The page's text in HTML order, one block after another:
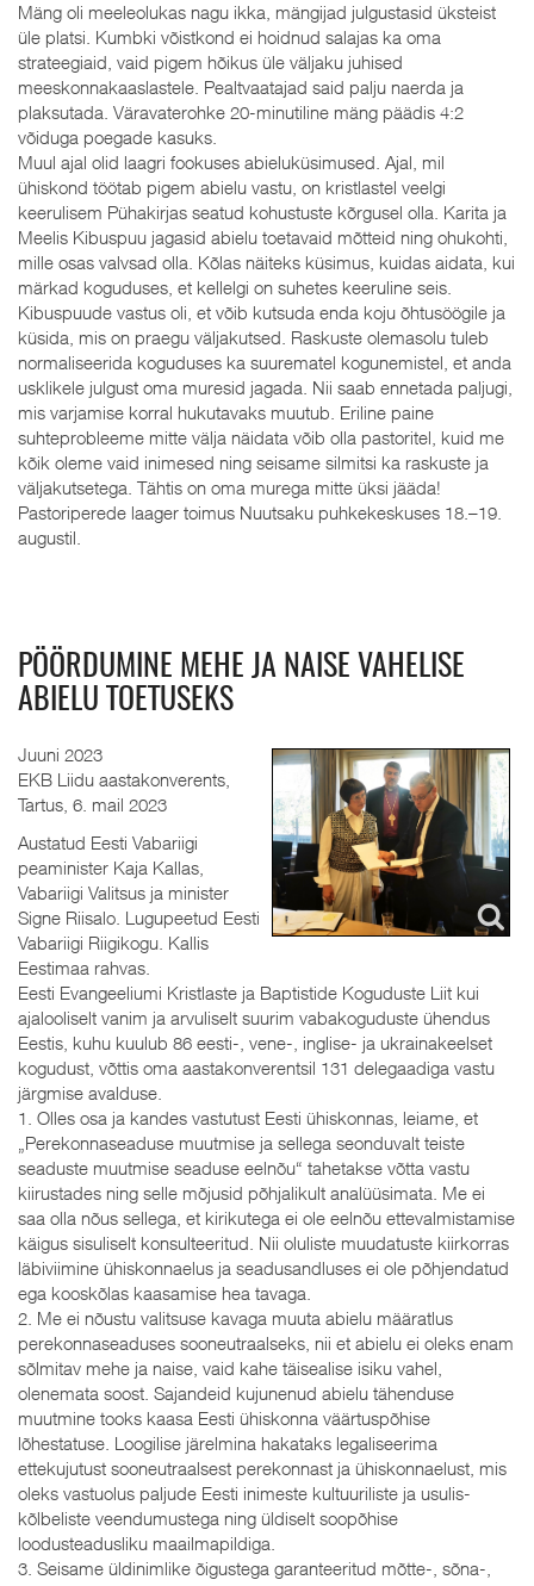
Mäng oli meeleolukas nagu ikka, mängijad julgustasid üksteist
üle platsi. Kumbki võistkond ei hoidnud salajas ka oma
strateegiaid, vaid pigem hõikus üle väljaku juhised
meeskonnakaaslastele. Pealtvaatajad said palju naerda ja
plaksutada. Väravaterohke 20-minutiline mäng päädis 4:2
võiduga poegade kasuks.
Muul ajal olid laagri fookuses abieluküsimused. Ajal, mil
ühiskond töötab pigem abielu vastu, on kristlastel veelgi
keerulisem Pühakirjas seatud kohustuste kõrgusel olla. Karita ja
Meelis Kibuspuu jagasid abielu toetavaid mõtteid ning ohukohti,
mille osas valvsad olla. Kõlas näiteks küsimus, kuidas aidata, kui
märkad koguduses, et kellelgi on suhetes keeruline seis.
Kibuspuude vastus oli, et võib kutsuda enda koju õhtusöögile ja
küsida, mis on praegu väljakutsed. Raskuste olemasolu tuleb
normaliseerida koguduses ka suurematel kogunemistel, et anda
usklikele julgust oma muresid jagada. Nii saab ennetada paljugi,
mis varjamise korral hukutavaks muutub. Eriline paine
suhteprobleeme mitte välja näidata võib olla pastoritel, kuid me
kõik oleme vaid inimesed ning seisame silmitsi ka raskuste ja
väljakutsetega. Tähtis on oma murega mitte üksi jääda!
Pastoriperede laager toimus Nuutsaku puhkekeskuses 18.–19.
augustil.
PÖÖRDUMINE MEHE JA NAISE VAHELISE
ABIELU TOETUSEKS
Juuni 2023
EKB Liidu aastakonverents,
Tartus, 6. mail 2023
Austatud Eesti Vabariigi
peaminister Kaja Kallas,
Vabariigi Valitsus ja minister
Signe Riisalo. Lugupeetud Eesti
Vabariigi Riigikogu. Kallis
Eestimaa rahvas.
Eesti Evangeeliumi Kristlaste ja Baptistide Koguduste Liit kui
ajalooliselt vanim ja arvuliselt suurim vabakoguduste ühendus
Eestis, kuhu kuulub 86 eesti-, vene-, inglise- ja ukrainakeelset
kogudust, võttis oma aastakonverentsil 131 delegaadiga vastu
järgmise avalduse.
1. Olles osa ja kandes vastutust Eesti ühiskonnas, leiame, et
„Perekonnaseaduse muutmise ja sellega seonduvalt teiste
seaduste muutmise seaduse eelnõu“ tahetakse võtta vastu
kiirustades ning selle mõjusid põhjalikult analüüsimata. Me ei
saa olla nõus sellega, et kirikutega ei ole eelnõu ettevalmistamise
käigus sisuliselt konsulteeritud. Nii oluliste muudatuste kiirkorras
läbiviimine ühiskonnaelus ja seadusandluses ei ole põhjendatud
ega kooskõlas kaasamise hea tavaga.
2. Me ei nõustu valitsuse kavaga muuta abielu määratlus
perekonnaseaduses sooneutraalseks, nii et abielu ei oleks enam
sõlmitav mehe ja naise, vaid kahe täisealise isiku vahel,
olenemata soost. Sajandeid kujunenud abielu tähenduse
muutmine tooks kaasa Eesti ühiskonna väärtuspõhise
lõhestatuse. Loogilise järelmina hakataks legaliseerima
ettekujutust sooneutraalsest perekonnast ja ühiskonnaelust, mis
oleks vastuolus paljude Eesti inimeste kultuuriliste ja usulis-
kõlbeliste veendumustega ning üldiselt soopõhise
loodusteadusliku maailmapildiga.
3. Seisame üldinimlike õigustega garanteeritud mõtte-, sõna-,